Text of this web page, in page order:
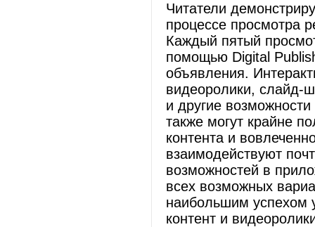
Читатели
процессе просмотра
Каждый пятый
помощью Digital
объявления.
видеоролики, слайд-
и другие
также могут крайне
контента и
взаимодействуют
возможностей в
всех возможных
наибольшим успехом
контент и